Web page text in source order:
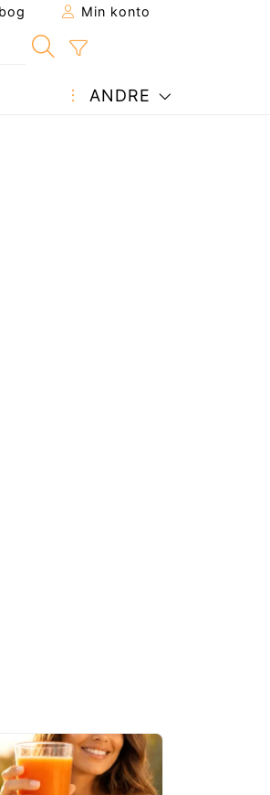
Min konto
ANDRE
til forfatteren
af denne